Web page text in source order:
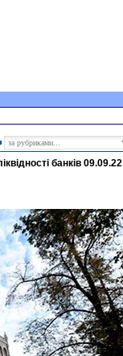
банків 09.09.22